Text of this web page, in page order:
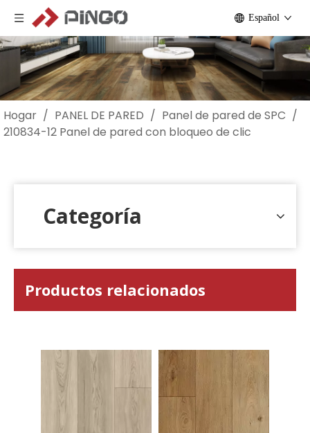
Español
Hogar / PANEL DE PARED / Panel de pared de SPC /
210834-12 Panel de pared con bloqueo de clic
Categoría
Productos relacionados